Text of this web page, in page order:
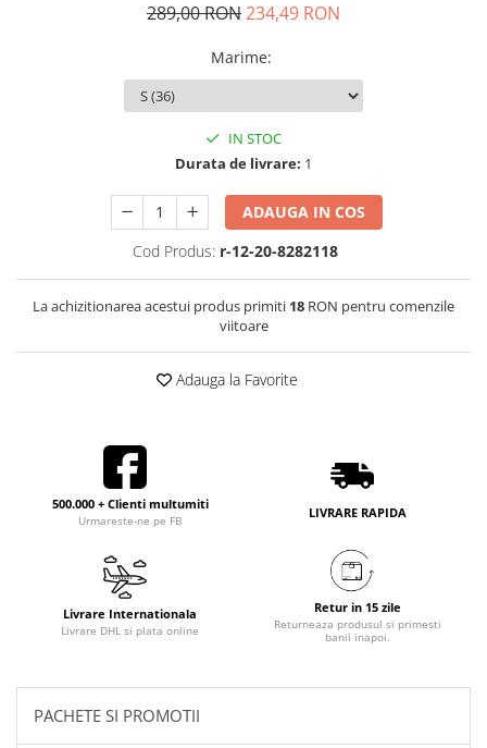
289,00 RON234,49 RON
Marime:
IN STOC
Durata de livrare: 1
ADAUGA IN COS
Cod Produs: r-12-20-8282118
La achizitionarea acestui produs primiti 18 RON pentru comenzile
viitoare
Adauga la Favorite
500.000 + Clienti multumiti
Urmareste-ne pe FB
LIVRARE RAPIDA
Livrare Internationala
Livrare DHL si plata online
Retur in 15 zile
Returneaza produsul si primesti
banii inapoi.
PACHETE SI PROMOTII